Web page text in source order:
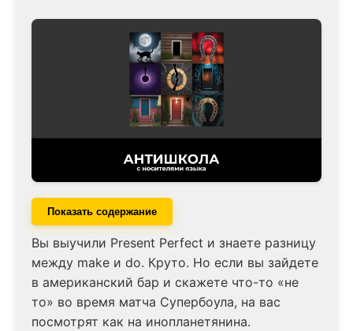
Показать содержание
Вы выучили Present Perfect и знаете разницу
между make и do. Круто. Но если вы зайдете
в американский бар и скажете что-то «не
то» во время матча Супербоула, на вас
посмотрят как на инопланетянина.